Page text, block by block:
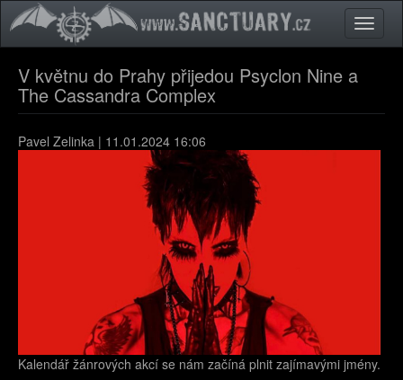
Přejít k hlavnímu obsahu
Toggle
V květnu do Prahy přijedou Psyclon Nine a
The Cassandra Complex
Pavel Zelinka | 11.01.2024 16:06
Kalendář žánrových akcí se nám začíná plnit zajímavými jmény.